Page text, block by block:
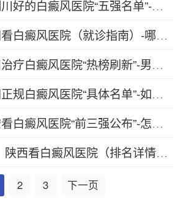
白癜风总榜：铜川好的白癜风医院“五强名单”-白癜风初现时需要注意什么？
要闻推送！咸阳看白癜风医院（就诊指南）-哪些因素会导致白癜风好转效果不理想
口碑严选：铜川治疗白癜风医院“热榜刷新”-男性患上白癜风后如何治疗好
新闻速递！咸阳正规白癜风医院“具体名单”-如何缓解白癜风带来的精神压力
健康助力！西安看白癜风医院“前三强公布”-怎样判断白癜风有好转迹象
2024热议话题！陕西看白癜风医院（排名详情）-陕西正规白癜风医院排名top5
2 3 下一页